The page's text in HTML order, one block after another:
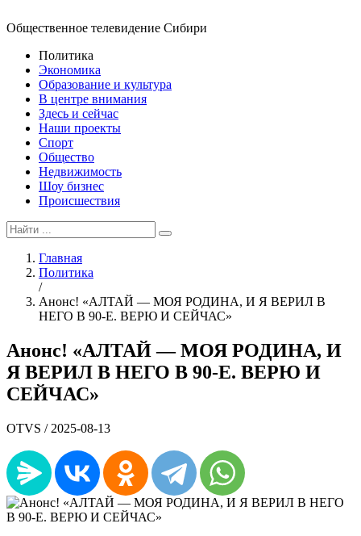
Общественное телевидение Сибири
Политика
Экономика
Образование и культура
В центре внимания
Здесь и сейчас
Наши проекты
Спорт
Общество
Недвижимость
Шоу бизнес
Происшествия
Главная
Политика
/
Анонс! «АЛТАЙ — МОЯ РОДИНА, И Я ВЕРИЛ В
НЕГО В 90-Е. ВЕРЮ И СЕЙЧАС»
Анонс! «АЛТАЙ — МОЯ РОДИНА, И
Я ВЕРИЛ В НЕГО В 90-Е. ВЕРЮ И
СЕЙЧАС»
OTVS / 2025-08-13